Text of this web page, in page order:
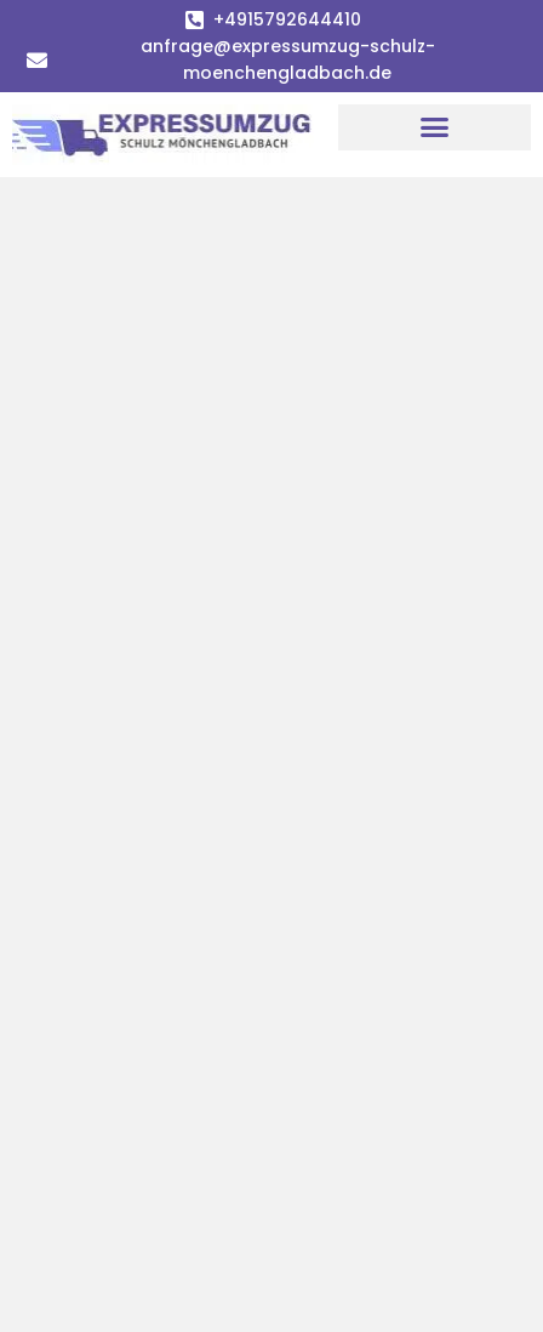
+4915792644410
anfrage@expressumzug-schulz-
moenchengladbach.de